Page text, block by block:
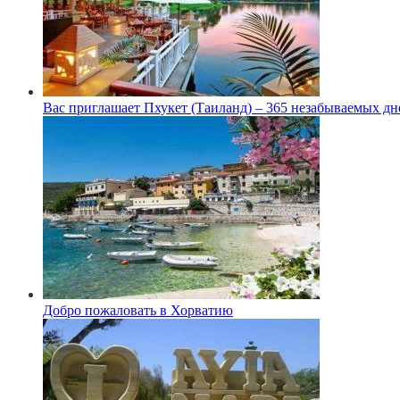
Вас приглашает Пхукет (Таиланд) – 365 незабываемых
Добро пожаловать в Хорватию